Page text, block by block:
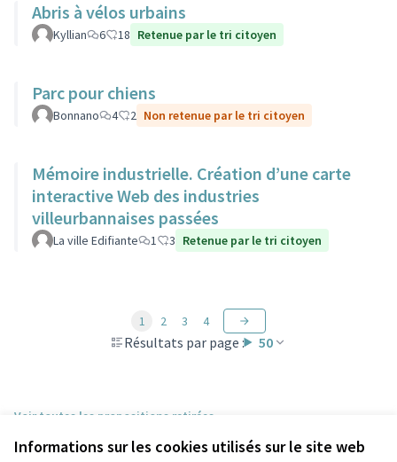
Informations sur les cookies utilisés sur le site web
Abris à vélos urbains
Kyllian 6 18 Retenue par le tri citoyen
Parc pour chiens
Bonnano 4 2 Non retenue par le tri citoyen
Mémoire industrielle. Création d’une carte
interactive Web des industries
villeurbannaises passées
La ville Edifiante 1 3 Retenue par le tri citoyen
Résultats par page : 50
1 2 3 4
Voir toutes les propositions retirées